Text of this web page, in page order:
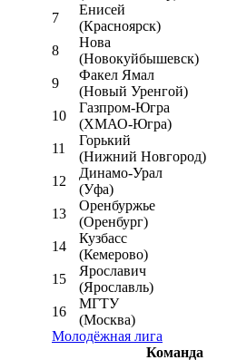
7
Енисей
(Красноярск)
8
Нова
(Новокуйбышевск)
9
Факел Ямал
(Новый Уренгой)
10
Газпром-Югра
(ХМАО-Югра)
11
Горький
(Нижний Новгород)
12
Динамо-Урал
(Уфа)
13
Оренбуржье
(Оренбург)
14
Кузбасс
(Кемерово)
15
Ярославич
(Ярославль)
16
МГТУ
(Москва)
Молодёжная лига
Команда